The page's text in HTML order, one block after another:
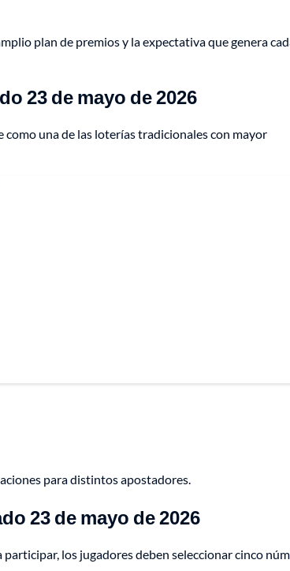
plan de premios y la expectativa que genera
23 de mayo de 2026
una de las loterías tradicionales con mayor
para distintos apostadores.
23 de mayo de 2026
los jugadores deben seleccionar cinco